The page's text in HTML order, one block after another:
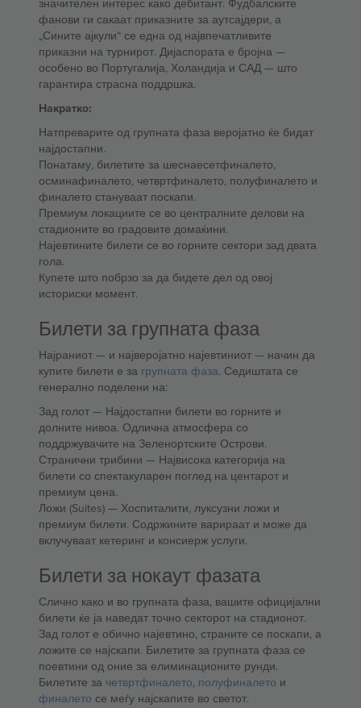
значителен интерес како дебитант. Фудбалските
фанови ги сакаат приказните за аутсајдери, а
„Сините ајкули“ се една од највпечатливите
приказни на турнирот. Дијаспората е бројна —
особено во Португалија, Холандија и САД — што
гарантира страсна поддршка.
Накратко:
Натпреварите од групната фаза веројатно ќе бидат
најдостапни.
Понатаму, билетите за шеснаесетфиналето,
осминафиналето, четвртфиналето, полуфиналето и
финалето стануваат поскапи.
Премиум локациите се во централните делови на
стадионите во градовите домаќини.
Најевтините билети се во горните сектори зад двата
гола.
Купете што побрзо за да бидете дел од овој
историски момент.
Билети за групната фаза
Најраниот — и најверојатно најевтиниот — начин да
купите билети е за групната фаза. Седиштата се
генерално поделени на:
Зад голот — Најдостапни билети во горните и
долните нивоа. Одлична атмосфера со
поддржувачите на Зеленортските Острови.
Странични трибини — Највисока категорија на
билети со спектакуларен поглед на центарот и
премиум цена.
Ложи (Suites) — Хоспиталити, луксузни ложи и
премиум билети. Содржините варираат и може да
вклучуваат кетеринг и консиерж услуги.
Билети за нокаут фазата
Слично како и во групната фаза, вашите официјални
билети ќе ја наведат точно секторот на стадионот.
Зад голот е обично најевтино, страните се поскапи, а
ложите се најскапи. Билетите за групната фаза се
поевтини од оние за елиминационите рунди.
Билетите за четвртфиналето, полуфиналето и
финалето се меѓу најскапите во светот.